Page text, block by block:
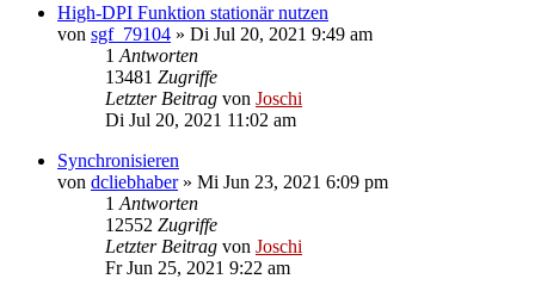
High-DPI Funktion stationär nutzen
von sgf_79104 » Di Jul 20, 2021 9:49 am
1 Antworten
13481 Zugriffe
Letzter Beitrag von Joschi
Di Jul 20, 2021 11:02 am
Synchronisieren
von dcliebhaber» Mi Jun 23, 2021 6:09 pm
1 Antworten
12552 Zugriffe
Letzter Beitrag von Joschi
Fr Jun 25, 2021 9:22 am